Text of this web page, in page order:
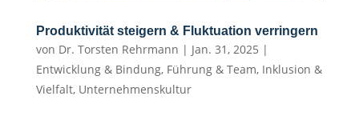
Produktivität steigern & Fluktuation verringern
von Dr. Torsten Rehrmann | Jan. 31, 2025 |
Entwicklung & Bindung, Führung & Team, Inklusion &
Vielfalt, Unternehmenskultur